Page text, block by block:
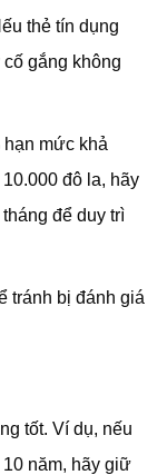
thẻ tín dụng
gắng không
mức khả
đô la, hãy
để duy trì
tránh bị đánh giá
tốt. Ví dụ, nếu
năm, hãy giữ